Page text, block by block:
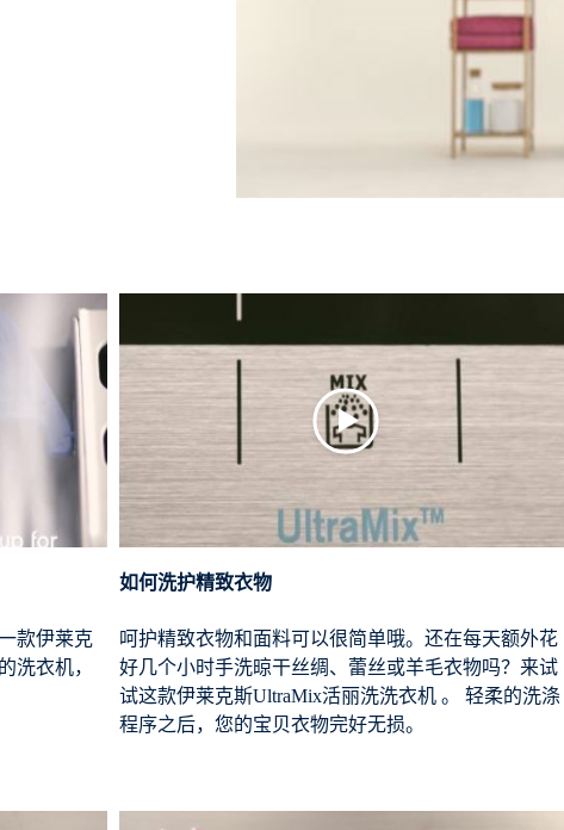
款伊莱克
洗衣机，
如何洗护精致衣物
呵护精致衣物和面料可以很简单哦。还在每天额外花
好几个小时手洗晾干丝绸、蕾丝或羊毛衣物吗？来试
试这款伊莱克斯UltraMix活丽洗洗衣机 。 轻柔的洗涤
程序之后，您的宝贝衣物完好无损。